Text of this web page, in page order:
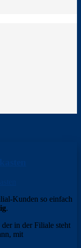
Kunden so einfach
.
in der Filiale steht
mit